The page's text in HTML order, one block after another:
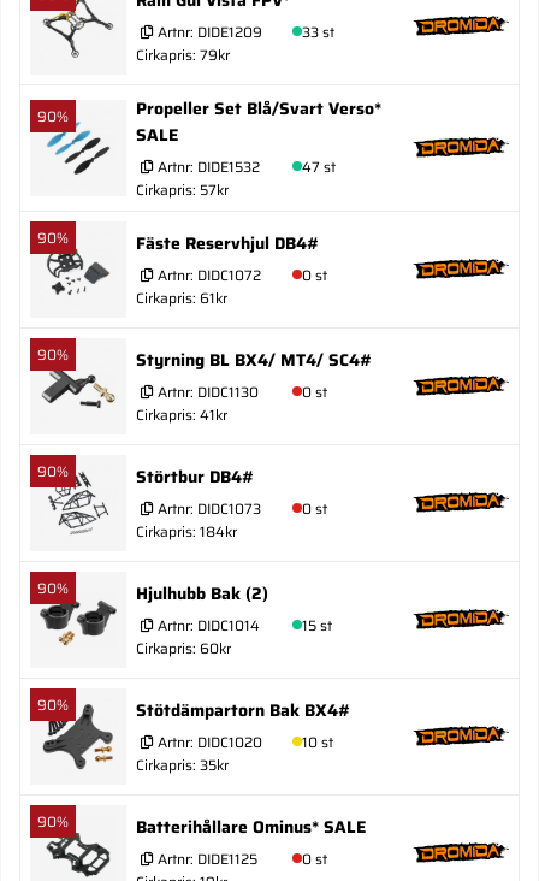
Artnr: DIDE1209
33 st
Cirkapris: 79kr
90%
Propeller Set Blå/Svart Verso*
SALE
Artnr: DIDE1532
47 st
Cirkapris: 57kr
90% Fäste Reservhjul DB4#
Artnr: DIDC1072
0 st
Cirkapris: 61kr
90% Styrning BL BX4/ MT4/ SC4#
Artnr: DIDC1130
0 st
Cirkapris: 41kr
90% Störtbur DB4#
Artnr: DIDC1073
0 st
Cirkapris: 184kr
90% Hjulhubb Bak (2)
Artnr: DIDC1014
15 st
Cirkapris: 60kr
90% Stötdämpartorn Bak BX4#
Artnr: DIDC1020
10 st
Cirkapris: 35kr
90% Batterihållare Ominus* SALE
Artnr: DIDE1125
0 st